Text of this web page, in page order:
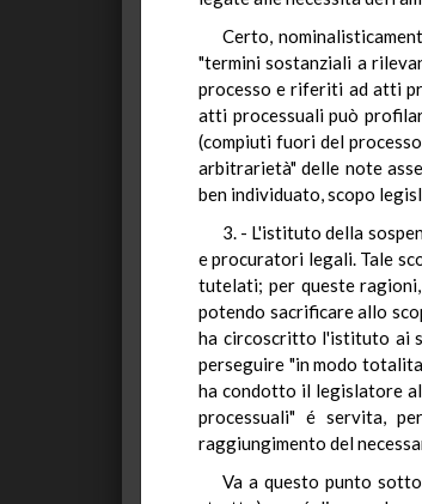
Certo,
"termini sostanziali a
processo e riferiti ad atti
atti processuali può
(compiuti fuori del
arbitrarietà" delle note
ben individuato, scopo
3. - L'istituto della
e procuratori legali. Tale
tutelati; per queste
potendo sacrificare allo
ha circoscritto l'istituto ai
perseguire "in modo
ha condotto il legislatore
processuali" é servita,
raggiungimento del
Va a questo punto